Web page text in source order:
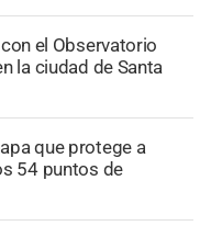
el Observatorio
la ciudad de Santa
que protege a
54 puntos de